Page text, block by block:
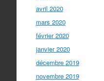
avril 2020
mars 2020
février 2020
janvier 2020
décembre 2019
novembre 2019